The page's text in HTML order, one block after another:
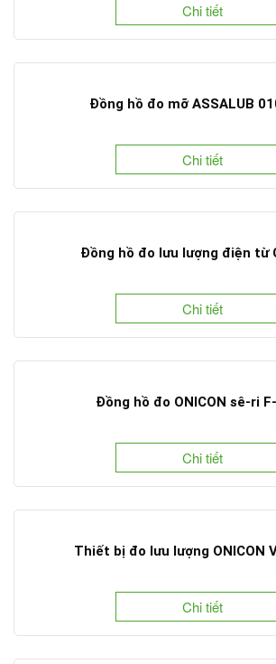
Chi tiết
Đồng hồ đo mỡ ASSALUB
Chi tiết
Đồng hồ đo lưu lượng điện từ
Chi tiết
Đồng hồ đo ONICON sê-ri
Chi tiết
Thiết bị đo lưu lượng ONICON
Chi tiết